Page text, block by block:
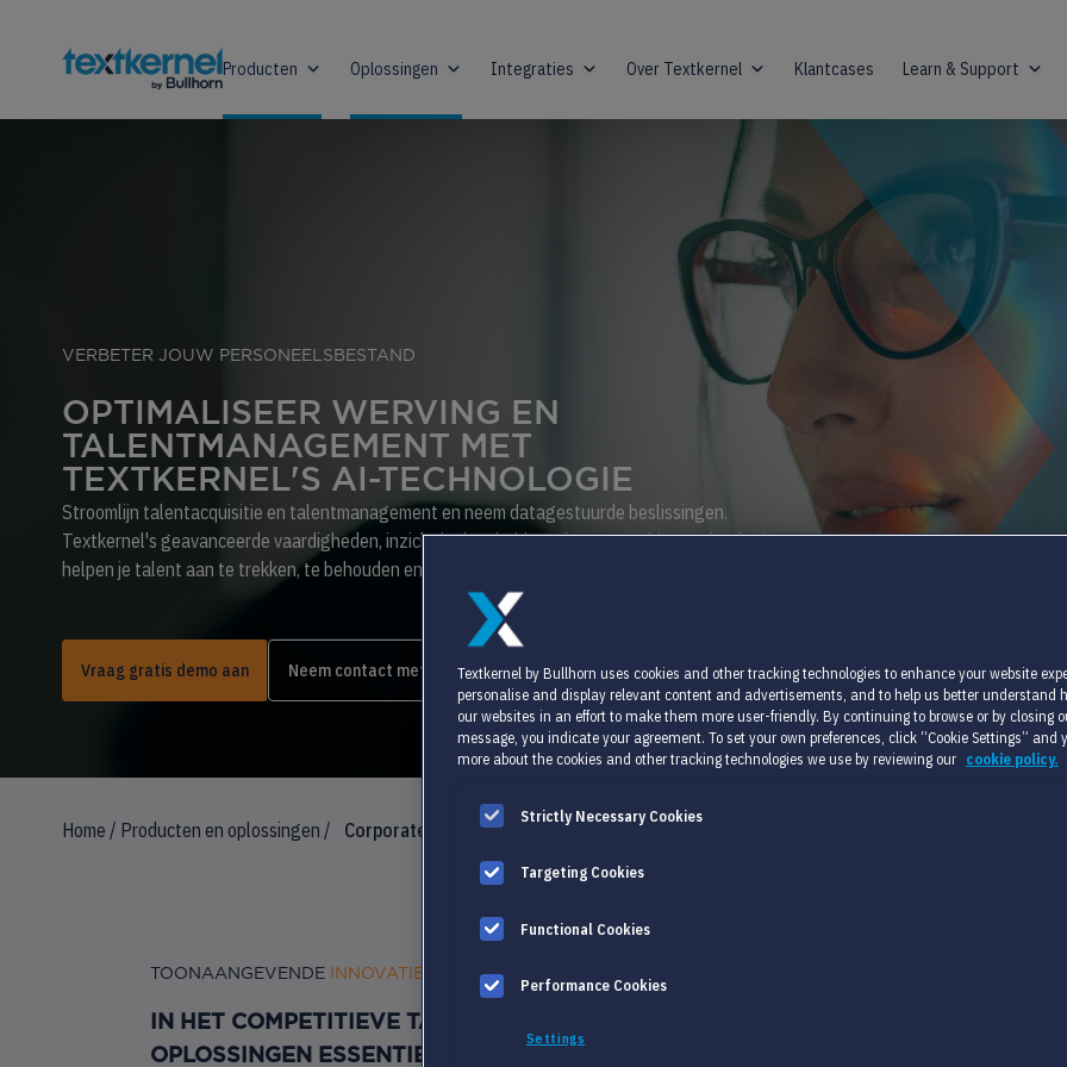
Producten Oplossingen Integraties Over Textkernel Klantcases Learn & Support
VERBETER JOUW PERSONEELSBESTAND
OPTIMALISEER WERVING EN
TALENTMANAGEMENT MET
TEXTKERNEL'S AI-TECHNOLOGIE
Stroomlijn talentacquisitie en talentmanagement en neem datagestuurde beslissingen.
Textkernel's geavanceerde vaardigheden, inzicht in de arbeidsmarkt, en matching technologie
helpen je talent aan te trekken, te behouden en te laten groeien voor jouw organisatie.
Vraag gratis demo aan Neem contact met ons op
Home / Producten en oplossingen / Corporate HR
TOONAANGEVENDE INNOVATIEVE OPLOSSINGEN
IN HET COMPETITIEVE TALENTLANDSCHAP ZIJN GEAVANCEERDE
OPLOSSINGEN ESSENTIEEL OM DE MARKT- EN BEDRIJFSEISEN
Textkernel by Bullhorn uses cookies and other tracking technologies to enhance your website
personalise and display relevant content and advertisements, and to help us better understand
our websites in an effort to make them more user-friendly. By continuing to browse or by closing
message, you indicate your agreement. To set your own preferences, click “Cookie Settings” and
more about the cookies and other tracking technologies we use by reviewing our cookie policy.
Strictly Necessary Cookies
Targeting Cookies
Functional Cookies
Performance Cookies
Settings